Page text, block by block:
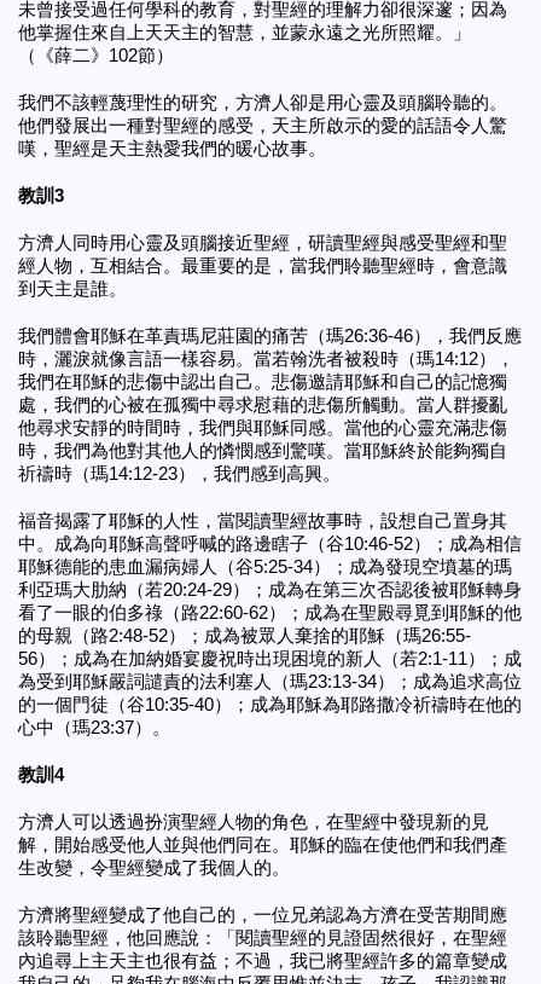
未曾接受過任何學科的教育，對聖經的理解力卻很深邃；因為
他掌握住來自上天天主的智慧，並蒙永遠之光所照耀。」
（《薛二》102節）
我們不該輕蔑理性的研究，方濟人卻是用心靈及頭腦聆聽的。
他們發展出一種對聖經的感受，天主所啟示的愛的話語令人驚
嘆，聖經是天主熱愛我們的暖心故事。
教訓3
方濟人同時用心靈及頭腦接近聖經，研讀聖經與感受聖經和聖
經人物，互相結合。最重要的是，當我們聆聽聖經時，會意識
到天主是誰。
我們體會耶穌在革責瑪尼莊園的痛苦（瑪26:36-46），我們反應
時，灑淚就像言語一樣容易。當若翰洗者被殺時（瑪14:12），
我們在耶穌的悲傷中認出自己。悲傷邀請耶穌和自己的記憶獨
處，我們的心被在孤獨中尋求慰藉的悲傷所觸動。當人群擾亂
他尋求安靜的時間時，我們與耶穌同感。當他的心靈充滿悲傷
時，我們為他對其他人的憐憫感到驚嘆。當耶穌終於能夠獨自
祈禱時（瑪14:12-23），我們感到高興。
福音揭露了耶穌的人性，當閱讀聖經故事時，設想自己置身其
中。成為向耶穌高聲呼喊的路邊瞎子（谷10:46-52）；成為相信
耶穌德能的患血漏病婦人（谷5:25-34）；成為發現空墳墓的瑪
利亞瑪大肋納（若20:24-29）；成為在第三次否認後被耶穌轉身
看了一眼的伯多祿（路22:60-62）；成為在聖殿尋覓到耶穌的他
的母親（路2:48-52）；成為被眾人棄捨的耶穌（瑪26:55-
56）；成為在加納婚宴慶祝時出現困境的新人（若2:1-11）；成
為受到耶穌嚴詞譴責的法利塞人（瑪23:13-34）；成為追求高位
的一個門徒（谷10:35-40）；成為耶穌為耶路撒冷祈禱時在他的
心中（瑪23:37）。
教訓4
方濟人可以透過扮演聖經人物的角色，在聖經中發現新的見
解，開始感受他人並與他們同在。耶穌的臨在使他們和我們產
生改變，令聖經變成了我個人的。
方濟將聖經變成了他自己的，一位兄弟認為方濟在受苦期間應
該聆聽聖經，他回應說：「閱讀聖經的見證固然很好，在聖經
內追尋上主天主也很有益；不過，我已將聖經許多的篇章變成